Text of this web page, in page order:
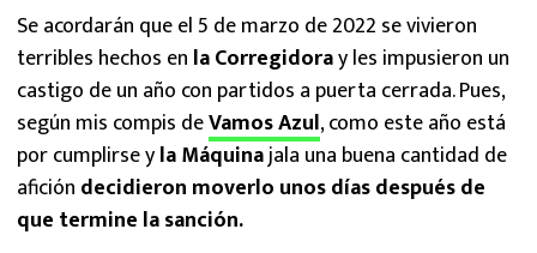
Se acordarán que el 5 de marzo de 2022 se vivieron
terribles hechos en la Corregidoray les impusieron un
castigo de un año con partidos a puerta cerrada. Pues,
según mis compis deVamos Azul, como este año está
por cumplirse yla Máquinajala una buena cantidad de
afición decidieron moverlo unos días después de
que termine la sanción.